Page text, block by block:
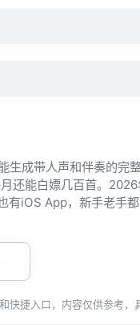
成带人声和伴奏的完
还能白嫖几百首。
iOS App，新手老手都
快捷入口，内容仅供参考，